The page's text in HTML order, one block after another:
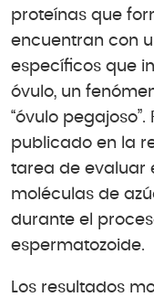
proteínas que
encuentran con
específicos que
óvulo, un
“óvulo
publicado en la
tarea de evaluar
moléculas de
durante el
espermatozoide.
Los resultados